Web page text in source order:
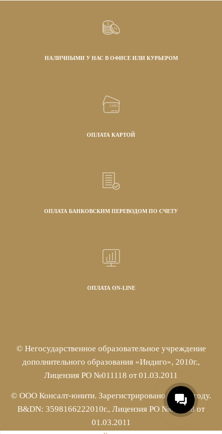
НАЛИЧНЫМИ У НАС В ОФИСЕ ИЛИ КУРЬЕРОМ
ОПЛАТА КАРТОЙ
ОПЛАТА БАНКОВСКИМ ПЕРЕВОДОМ ПО СЧЕТУ
ОПЛАТА ON-LINE
© Негосударственное образовательное учреждение
дополнительного образования «Индиго», 2010г.,
Лицензия РО №011118 от 01.03.2011
© ООО Консалт-юнити. Зарегистрировано в 2004 году.
B&DN: 3598166222010г., Лицензия РО №011118 от
01.03.2011